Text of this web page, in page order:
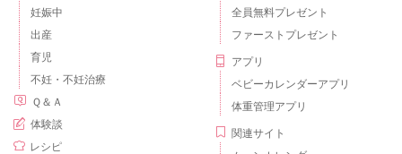
妊娠中
出産
育児
不妊・不妊治療
Ｑ＆Ａ
体験談
レシピ
全員無料プレゼント
ファーストプレゼント
アプリ
ベビーカレンダーアプリ
体重管理アプリ
関連サイト